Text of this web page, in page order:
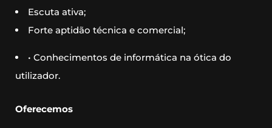
Escuta ativa;
Forte aptidão técnica e comercial;
• Conhecimentos de informática na ótica do
utilizador.
Oferecemos